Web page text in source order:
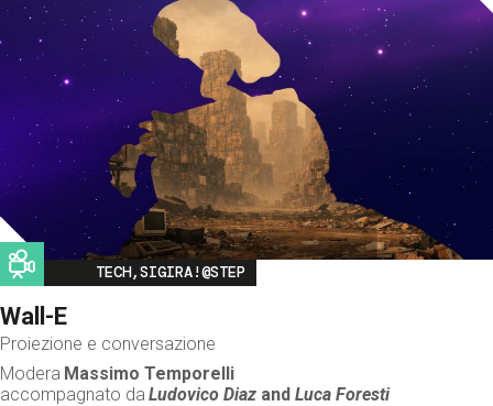
Image
TECH,SIGIRA!@STEP
Wall-E
Proiezione e conversazione
Modera Massimo Temporelli
accompagnato da Ludovico Diaz andLuca Foresti